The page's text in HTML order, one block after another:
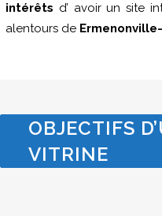
intérêts d’ avoir un site
alentours de
OBJECTIFS
VITRINE